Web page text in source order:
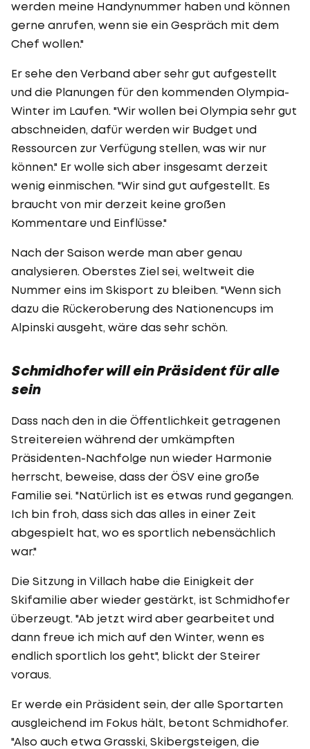
werden meine Handynummer haben und können
gerne anrufen, wenn sie ein Gespräch mit dem
Chef wollen."
Er sehe den Verband aber sehr gut aufgestellt
und die Planungen für den kommenden Olympia-
Winter im Laufen. "Wir wollen bei Olympia sehr gut
abschneiden, dafür werden wir Budget und
Ressourcen zur Verfügung stellen, was wir nur
können." Er wolle sich aber insgesamt derzeit
wenig einmischen. "Wir sind gut aufgestellt. Es
braucht von mir derzeit keine großen
Kommentare und Einflüsse."
Nach der Saison werde man aber genau
analysieren. Oberstes Ziel sei, weltweit die
Nummer eins im Skisport zu bleiben. "Wenn sich
dazu die Rückeroberung des Nationencups im
Alpinski ausgeht, wäre das sehr schön.
Schmidhofer will ein Präsident für alle
sein
Dass nach den in die Öffentlichkeit getragenen
Streitereien während der umkämpften
Präsidenten-Nachfolge nun wieder Harmonie
herrscht, beweise, dass der ÖSV eine große
Familie sei. "Natürlich ist es etwas rund gegangen.
Ich bin froh, dass sich das alles in einer Zeit
abgespielt hat, wo es sportlich nebensächlich
war."
Die Sitzung in Villach habe die Einigkeit der
Skifamilie aber wieder gestärkt, ist Schmidhofer
überzeugt. "Ab jetzt wird aber gearbeitet und
dann freue ich mich auf den Winter, wenn es
endlich sportlich los geht", blickt der Steirer
voraus.
Er werde ein Präsident sein, der alle Sportarten
ausgleichend im Fokus hält, betont Schmidhofer.
"Also auch etwa Grasski, Skibergsteigen, die